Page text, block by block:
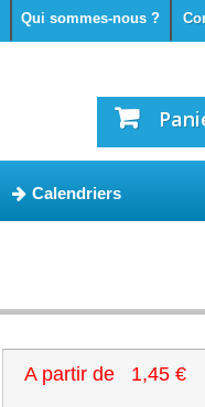
Qui sommes-nous ?
Calendriers
A partir de 1,45 €